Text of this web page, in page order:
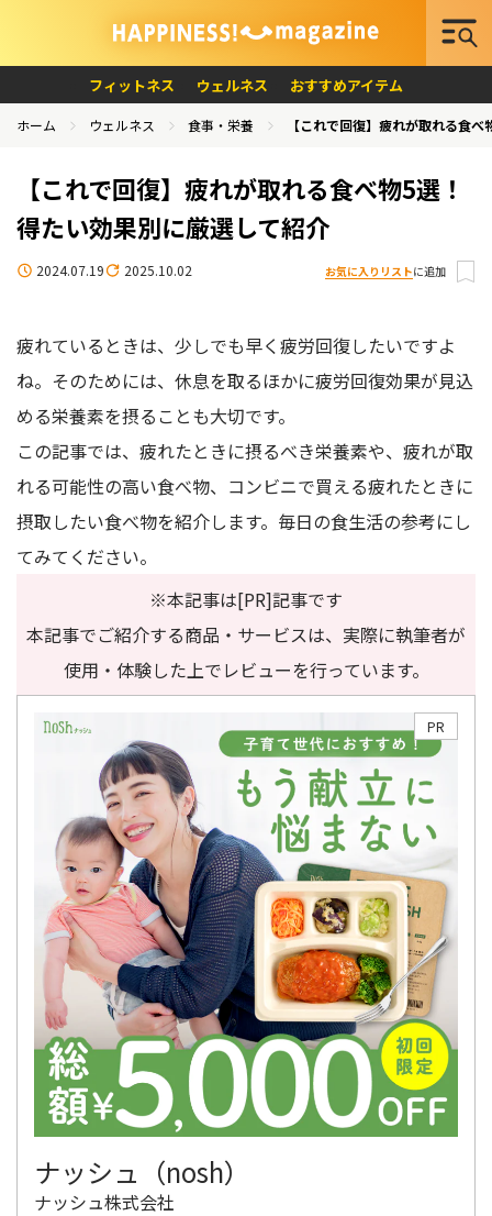
フィットネス ウェルネス おすすめアイテム
ホーム ウェルネス 食事・栄養 【これで回復】疲れが取れる食
【これで回復】疲れが取れる食べ物5選！
得たい効果別に厳選して紹介
2024.07.19 2025.10.02 お気に入りリストに追加
疲れているときは、少しでも早く疲労回復したいですよ
ね。そのためには、休息を取るほかに疲労回復効果が見込
める栄養素を摂ることも大切です。
この記事では、疲れたときに摂るべき栄養素や、疲れが取
れる可能性の高い食べ物、コンビニで買える疲れたときに
摂取したい食べ物を紹介します。毎日の食生活の参考にし
てみてください。
※本記事は[PR]記事です
本記事でご紹介する商品・サービスは、実際に執筆者が
使用・体験した上でレビューを行っています。
ナッシュ（nosh）
ナッシュ株式会社
PR